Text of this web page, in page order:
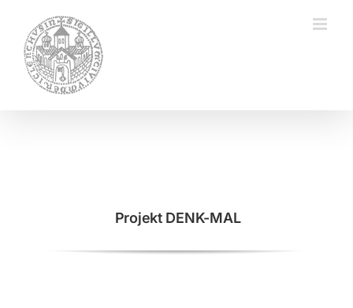
Inhalt
springen
Projekt DENK-MAL